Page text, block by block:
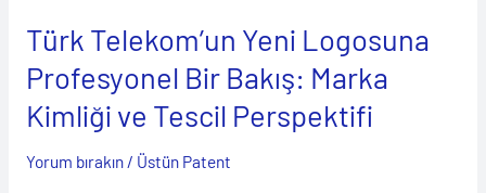
Türk Telekom’un Yeni Logosuna
Profesyonel Bir Bakış: Marka
Kimliği ve Tescil Perspektifi
Yorum bırakın / Üstün Patent
Tescil
Perspektifi